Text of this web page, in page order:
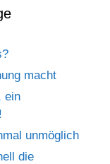
macht
ein
unmöglich
die